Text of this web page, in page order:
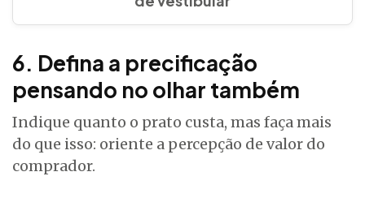
6. Defina a precificação
pensando no olhar também
Indique quanto o prato custa, mas faça mais
do que isso: oriente a percepção de valor do
comprador.